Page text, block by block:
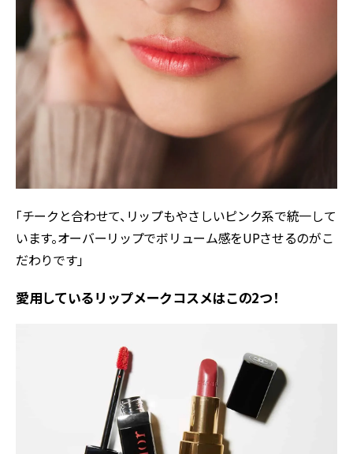
「チークと合わせて、リップもやさしいピンク系で統一して
います。オーバーリップでボリューム感をUPさせるのがこ
だわりです」
愛用しているリップメークコスメはこの2つ！